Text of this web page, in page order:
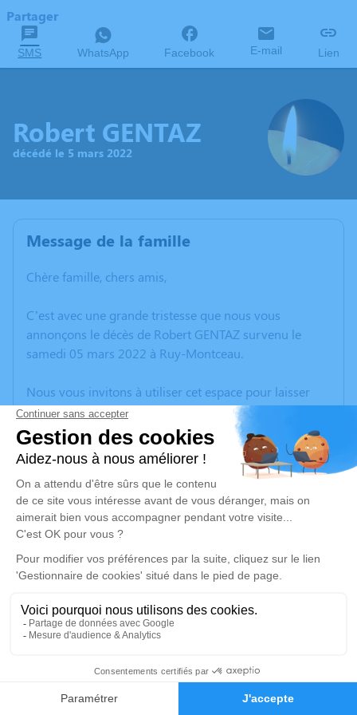
Faire-part Hommages
Partager
SMS WhatsApp Facebook E-mail Lien
Robert GENTAZ
décédé le 5 mars 2022
Message de la famille
Chère famille, chers amis,
C’est avec une grande tristesse que nous vous
annonçons le décès de Robert GENTAZ survenu le
samedi 05 mars 2022 à Ruy-Montceau.
Nous vous invitons à utiliser cet espace pour laisser
vos condoléances, partager des photos souvenirs, une
anecdote ou exprimer vos pensées à travers des
poèmes ou des textes. Cet endroit est un lieu
d'expression dédié à honorer la mémoire de Robert
GENTAZ.
Un service de plantation d’arbre hommage est
disponible ici.
Je rends hommage
Cérémonie
CENTRE FUNERAIRE BOUDRIER 31 Rue Lavoisier
38300 Bourgoin Jallieu